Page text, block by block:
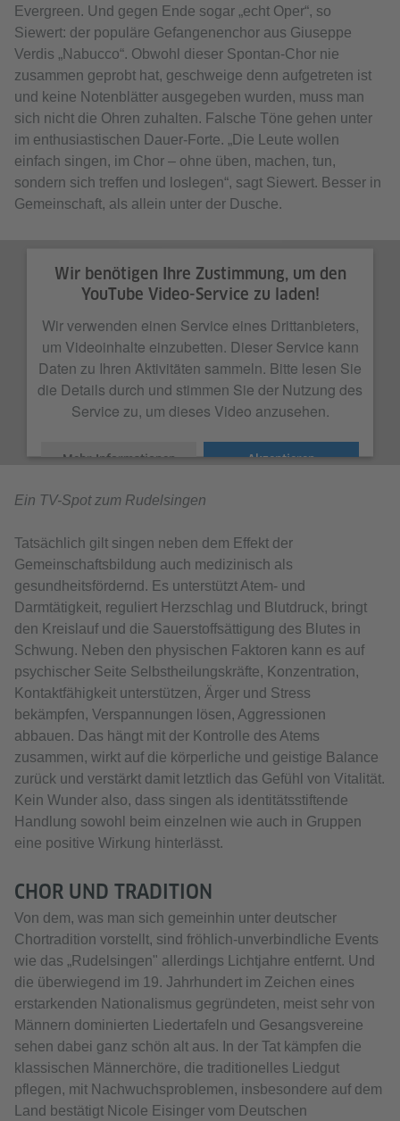
Evergreen. Und gegen Ende sogar „echt Oper“, so
Siewert: der populäre Gefangenenchor aus Giuseppe
Verdis „Nabucco“. Obwohl dieser Spontan-Chor nie
zusammen geprobt hat, geschweige denn aufgetreten ist
und keine Notenblätter ausgegeben wurden, muss man
sich nicht die Ohren zuhalten. Falsche Töne gehen unter
im enthusiastischen Dauer-Forte. „Die Leute wollen
einfach singen, im Chor – ohne üben, machen, tun,
sondern sich treffen und loslegen“, sagt Siewert. Besser in
Gemeinschaft, als allein unter der Dusche.
Wir benötigen Ihre Zustimmung, um den
YouTube Video-Service zu laden!
Wir verwenden einen Service eines Drittanbieters,
um Videoinhalte einzubetten. Dieser Service kann
Daten zu Ihren Aktivitäten sammeln. Bitte lesen Sie
die Details durch und stimmen Sie der Nutzung des
Service zu, um dieses Video anzusehen.
Mehr Informationen Akzeptieren
Ein TV-Spot zum Rudelsingen
Tatsächlich gilt singen neben dem Effekt der
Gemeinschaftsbildung auch medizinisch als
gesundheitsfördernd. Es unterstützt Atem- und
Darmtätigkeit, reguliert Herzschlag und Blutdruck, bringt
den Kreislauf und die Sauerstoffsättigung des Blutes in
Schwung. Neben den physischen Faktoren kann es auf
psychischer Seite Selbstheilungskräfte, Konzentration,
Kontaktfähigkeit unterstützen, Ärger und Stress
bekämpfen, Verspannungen lösen, Aggressionen
abbauen. Das hängt mit der Kontrolle des Atems
zusammen, wirkt auf die körperliche und geistige Balance
zurück und verstärkt damit letztlich das Gefühl von Vitalität.
Kein Wunder also, dass singen als identitätsstiftende
Handlung sowohl beim einzelnen wie auch in Gruppen
eine positive Wirkung hinterlässt.
CHOR UND TRADITION
Von dem, was man sich gemeinhin unter deutscher
Chortradition vorstellt, sind fröhlich-unverbindliche Events
wie das „Rudelsingen" allerdings Lichtjahre entfernt. Und
die überwiegend im 19. Jahrhundert im Zeichen eines
erstarkenden Nationalismus gegründeten, meist sehr von
Männern dominierten Liedertafeln und Gesangsvereine
sehen dabei ganz schön alt aus. In der Tat kämpfen die
klassischen Männerchöre, die traditionelles Liedgut
pflegen, mit Nachwuchsproblemen, insbesondere auf dem
Land bestätigt Nicole Eisinger vom Deutschen